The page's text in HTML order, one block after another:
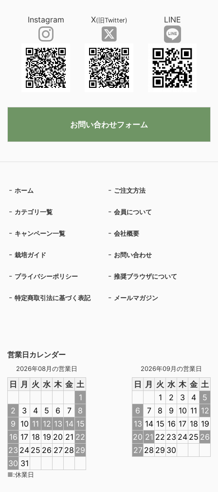
営業日カレンダー
2026年08月の営業日
日 月 火 水 木 金 土
1
2
3 4 5 6 7
8
9 10 11 12 13 14 15
16 17 18 19 20 21 22
23 24 25 26 27 28 29
30 31
2026年09月の営業日
日 月 火 水 木 金 土
1
2 3 4
5
6
7 8 9 10 11 12
13 14 15 16 17 18 19
20 21 22 23 24 25 26
27 28 29 30
■:休業日
ホーム ご注文方法
カテゴリ一覧 会員について
キャンペーン一覧 会社概要
栽培ガイド お問い合わせ
プライバシーポリシー 推奨ブラウザについて
特定商取引法に基づく表記 メールマガジン
Instagram X(旧Twitter) LINE
お問い合わせフォーム